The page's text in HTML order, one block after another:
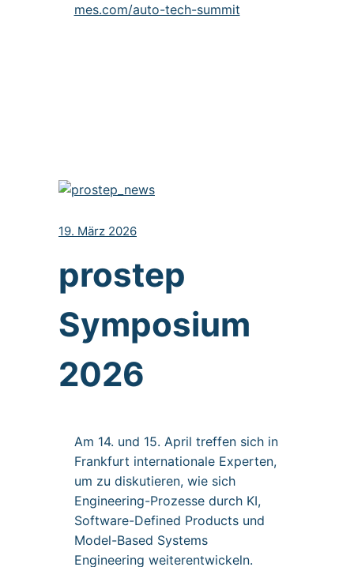
mes.com/auto-tech-summit
19. März 2026
prostep
Symposium
2026
Am 14. und 15. April treffen sich in
Frankfurt internationale Experten,
um zu diskutieren, wie sich
Engineering-Prozesse durch KI,
Software-Defined Products und
Model-Based Systems
Engineering weiterentwickeln.